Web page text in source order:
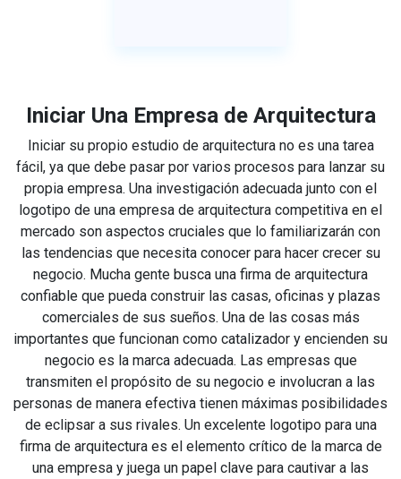
Iniciar Una Empresa de Arquitectura
Iniciar su propio estudio de arquitectura no es una tarea
fácil, ya que debe pasar por varios procesos para lanzar su
propia empresa. Una investigación adecuada junto con el
logotipo de una empresa de arquitectura competitiva en el
mercado son aspectos cruciales que lo familiarizarán con
las tendencias que necesita conocer para hacer crecer su
negocio. Mucha gente busca una firma de arquitectura
confiable que pueda construir las casas, oficinas y plazas
comerciales de sus sueños. Una de las cosas más
importantes que funcionan como catalizador y encienden su
negocio es la marca adecuada. Las empresas que
transmiten el propósito de su negocio e involucran a las
personas de manera efectiva tienen máximas posibilidades
de eclipsar a sus rivales. Un excelente logotipo para una
firma de arquitectura es el elemento crítico de la marca de
una empresa y juega un papel clave para cautivar a las